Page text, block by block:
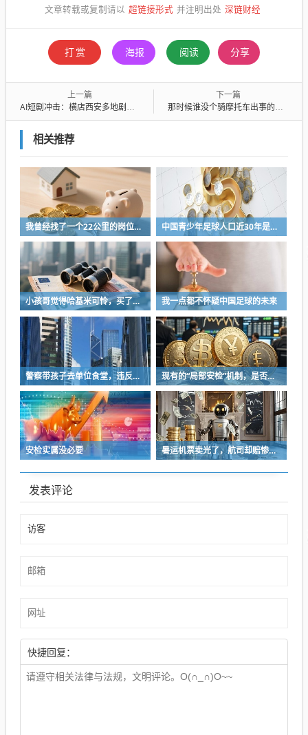
文章转载或复制请以 超链接形式 并注明出处 深链财经
打赏 海报 阅读 分享
上一篇
AI短剧冲击：横店西安多地剧组解散，中腰部演员片酬腰斩
下一篇
那时候谁没个骑摩托车出事的朋友
相关推荐
我曾经找了一个22公里的岗位，坚持了2个星期就坚持不下去了 中国青少年足球人口近30年是断崖式下降
小孩哥觉得哈基米可怜，买了火腿肠喂哈基米，结果哈基米直接叼走他的鹦鹉… 我一点都不怀疑中国足球的未来
警察带孩子去单位食堂，违反了哪门子规章制度？ 现有的“局部安检”机制，是否在防范旧风险的同时，制造了新隐患？
安检实属没必要 暑运机票卖光了，航司却赔惨了？
发表评论
快捷回复：